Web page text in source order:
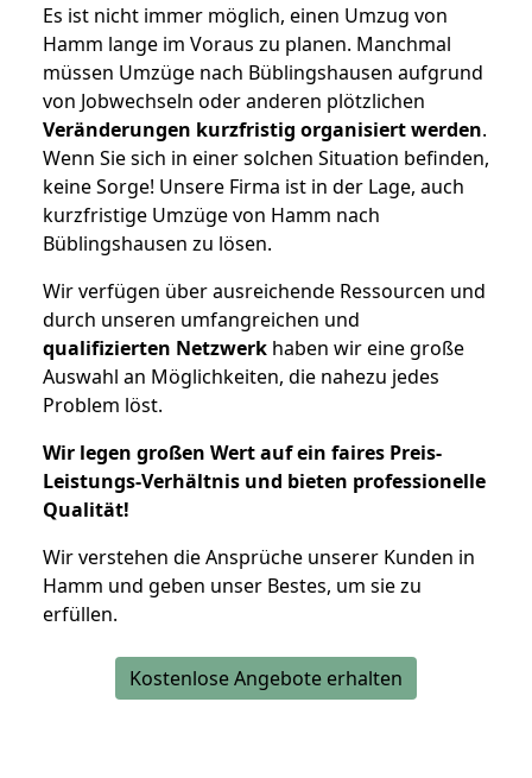
Es ist nicht immer möglich, einen Umzug von
Hamm lange im Voraus zu planen. Manchmal
müssen Umzüge nach Büblingshausen aufgrund
von Jobwechseln oder anderen plötzlichen
Veränderungen kurzfristig organisiert werden.
Wenn Sie sich in einer solchen Situation befinden,
keine Sorge! Unsere Firma ist in der Lage, auch
kurzfristige Umzüge von Hamm nach
Büblingshausen zu lösen.
Wir verfügen über ausreichende Ressourcen und
durch unseren umfangreichen und
qualifizierten Netzwerk haben wir eine große
Auswahl an Möglichkeiten, die nahezu jedes
Problem löst.
Wir legen großen Wert auf ein faires Preis-
Leistungs-Verhältnis und bieten professionelle
Qualität!
Wir verstehen die Ansprüche unserer Kunden in
Hamm und geben unser Bestes, um sie zu
erfüllen.
Kostenlose Angebote erhalten